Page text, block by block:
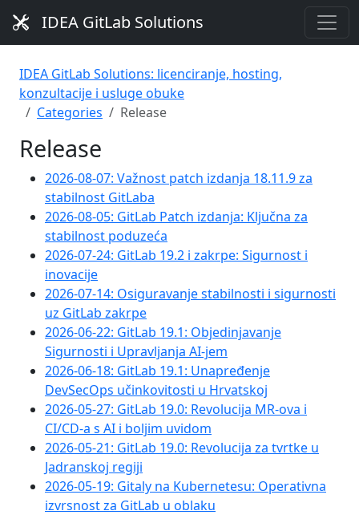
IDEA GitLab Solutions
IDEA GitLab Solutions: licenciranje, hosting,
konzultacije i usluge obuke
Categories
Release
Release
2026-08-07: Važnost patch izdanja 18.11.9 za
stabilnost GitLaba
2026-08-05: GitLab Patch izdanja: Ključna za
stabilnost poduzeća
2026-07-24: GitLab 19.2 i zakrpe: Sigurnost i
inovacije
2026-07-14: Osiguravanje stabilnosti i sigurnosti
uz GitLab zakrpe
2026-06-22: GitLab 19.1: Objedinjavanje
Sigurnosti i Upravljanja AI-jem
2026-06-18: GitLab 19.1: Unapređenje
DevSecOps učinkovitosti u Hrvatskoj
2026-05-27: GitLab 19.0: Revolucija MR-ova i
CI/CD-a s AI i boljim uvidom
2026-05-21: GitLab 19.0: Revolucija za tvrtke u
Jadranskoj regiji
2026-05-19: Gitaly na Kubernetesu: Operativna
izvrsnost za GitLab u oblaku